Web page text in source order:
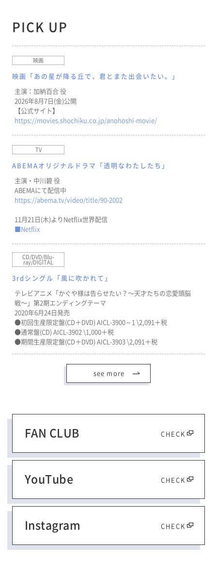
PICK UP
映画
映画「あの星が降る丘で、君とまた出会いたい。」
主演：加納百合 役
2026年8月7日(金)公開
【公式サイト】
https://movies.shochiku.co.jp/anohoshi-movie/
TV
ABEMAオリジナルドラマ「透明なわたしたち」
主演・中川碧 役
ABEMAにて配信中
https://abema.tv/video/title/90-2002
11月21日(木)よりNetflix世界配信
■Netflix
CD/DVD/Blu-
ray/DIGITAL
3rdシングル「風に吹かれて」
テレビアニメ「かぐや様は告らせたい？〜天才たちの恋愛頭脳
戦〜」第2期エンディングテーマ
2020年6月24日発売
●初回生産限定盤(CD＋DVD) AICL-3900～1 \2,091＋税
●通常盤(CD) AICL-3902 \1,000＋税
●期間生産限定盤(CD＋DVD) AICL-3903 \2,091＋税
see more
FAN CLUB CHECK
YouTube CHECK
Instagram CHECK